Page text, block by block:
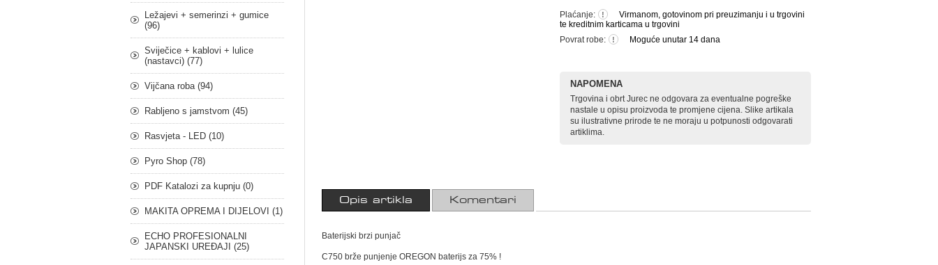
Plaćanje: !
Virmanom, gotovinom pri preuzimanju i u trgovini
te kreditnim karticama u trgovini
Povrat robe:
! Moguće unutar 14 dana
NAPOMENA
Trgovina i obrt Jurec ne odgovara za eventualne pogreške
nastale u opisu proizvoda te promjene cijena. Slike artikala
su ilustrativne prirode te ne moraju u potpunosti odgovarati
artiklima.
Opis artikla Komentari
Baterijski brzi punjač
C750 brže punjenje OREGON baterijs za 75% !
Ležajevi + semerinzi + gumice
(96)
Sviječice + kablovi + lulice
(nastavci) (77)
Vijčana roba (94)
Rabljeno s jamstvom (45)
Rasvjeta - LED (10)
Pyro Shop (78)
PDF Katalozi za kupnju (0)
MAKITA OPREMA I DIJELOVI (1)
ECHO PROFESIONALNI
JAPANSKI UREĐAJI (25)